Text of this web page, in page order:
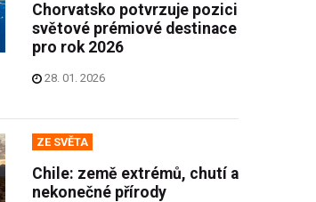
Chorvatsko potvrzuje pozici
světové prémiové destinace
pro rok 2026
28. 01. 2026
ZE SVĚTA
Chile: země extrémů, chutí a
nekonečné přírody